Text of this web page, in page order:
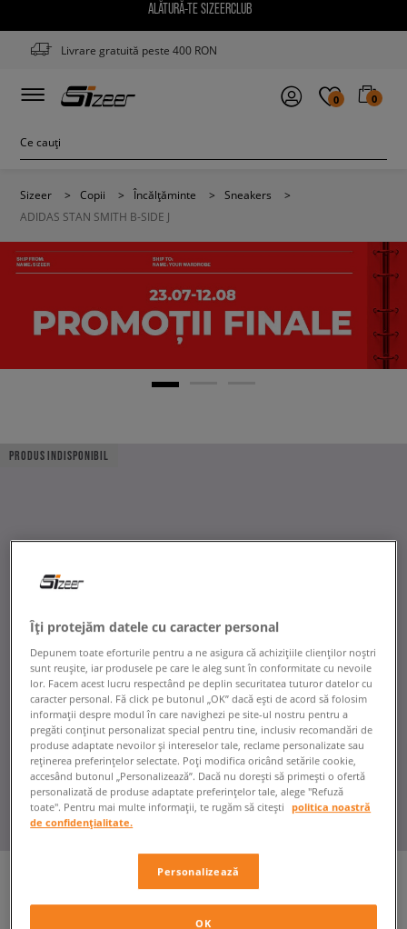
ALĂTURĂ-TE SIZEERCLUB
Livrare gratuită peste 400 RON
0 0
Sizeer > Copii > Încălțăminte > Sneakers
>
ADIDAS STAN SMITH B-SIDE J
PRODUS INDISPONIBIL
Îți protejăm datele cu caracter personal
Depunem toate eforturile pentru a ne asigura că achizițiile clienților noștri
sunt reușite, iar produsele pe care le aleg sunt în conformitate cu nevoile
lor. Facem acest lucru respectând pe deplin securitatea tuturor datelor cu
caracter personal. Fă click pe butonul „OK” dacă ești de acord să folosim
informații despre modul în care navighezi pe site-ul nostru pentru a
pregăti conținut personalizat special pentru tine, inclusiv recomandări de
produse adaptate nevoilor și intereselor tale, reclame personalizate sau
reținerea preferințelor selectate. Poți modifica oricând setările cookie,
accesând butonul „Personalizează”. Dacă nu dorești să primești o ofertă
personalizată de produse adaptate preferințelor tale, alege "Refuză
toate". Pentru mai multe informații, te rugăm să citești
politica noastră
de confidențialitate.
Personalizează
OK